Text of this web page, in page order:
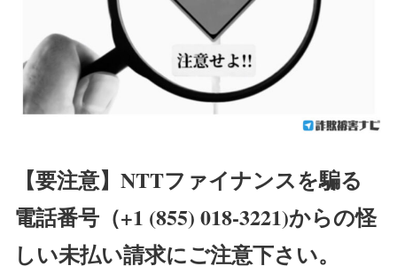
【要注意】 NTTファイナンスを騙る
電話番号（+1 (855) 018-3221)からの怪
しい未払い請求にご注意下さい。